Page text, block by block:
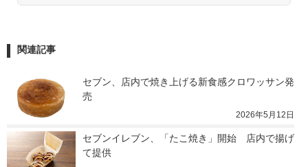
関連記事
セブン、店内で焼き上げる新食感クロワッサン発
売
2026年5月12日
セブンイレブン、「たこ焼き」開始　店内で揚げ
て提供